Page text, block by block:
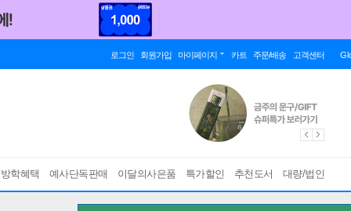
로그인 회원가입 마이페이지 카트 주문/배송 고객센터
학혜택 예사단독판매 이달의사은품 특가할인 추천도서 대량/법인